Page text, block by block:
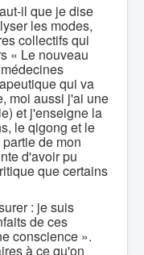
il que je dise
les modes,
collectifs qui
« Le nouveau
qui va
moi aussi j'ai une
et j'enseigne la
le qigong et le
de mon
d'avoir pu
que certains
: je suis
de ces
conscience ».
à ce qu'on